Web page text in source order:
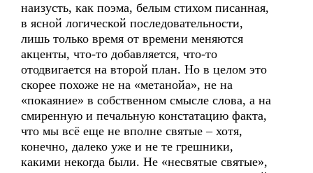
наизусть, как поэма, белым стихом писанная,
в ясной логической последовательности,
лишь только время от времени меняются
акценты, что-то добавляется, что-то
отодвигается на второй план. Но в целом это
скорее похоже не на «метанойа», не на
«покаяние» в собственном смысле слова, а на
смиренную и печальную констатацию факта,
что мы всё еще не вполне святые – хотя,
конечно, далеко уже и не те грешники,
какими некогда были. Не «несвятые святые»,